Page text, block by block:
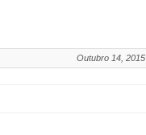
Outubro 14, 2015